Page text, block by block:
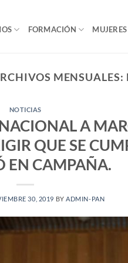
FORMACIÓN MUJERES
MENSUALES:
NOTICIAS
A
QUE SE
EN CAMPAÑA.
30, 2019 BYADMIN-PAN